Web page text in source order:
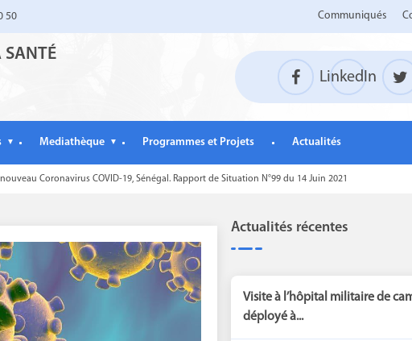
50 Communiqués
SANTÉ
LinkedIn
▼ Mediathèque ▼ Programmes et Projets Actualités
Coronavirus COVID-19, Sénégal. Rapport de Situation N°99 du 14 Juin 2021
Actualités récentes
Visite à l’hôpital militaire de
déployé à...